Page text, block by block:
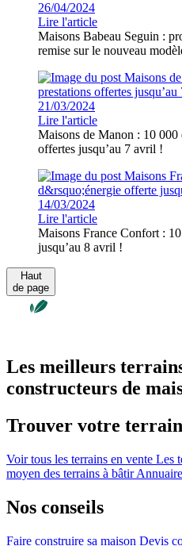
26/04/2024
Lire l'article
Maisons Babeau Seguin :
remise sur le nouveau
21/03/2024
Lire l'article
Maisons de Manon : 10 000
offertes jusqu’au 7 avril !
14/03/2024
Lire l'article
Maisons France Confort :
jusqu’au 8 avril !
Haut
de page
Les meilleurs
constructeurs de
Trouver votre terrain
Voir tous les terrains en vente Les
moyen des terrains à bâtir
Nos conseils
Faire construire sa maison Devis